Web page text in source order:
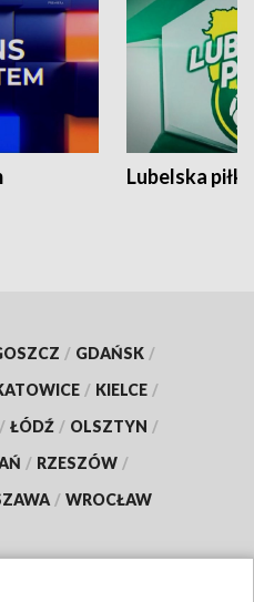
Lubelska piłka
/ GDAŃSK /
/ KIELCE /
/ ŁÓDŹ / OLSZTYN /
/ RZESZÓW /
/ WROCŁAW